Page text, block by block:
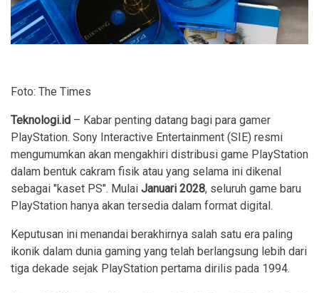
Foto: The Times
Teknologi.id – Kabar penting datang bagi para gamer
PlayStation. Sony Interactive Entertainment (SIE) resmi
mengumumkan akan mengakhiri distribusi game PlayStation
dalam bentuk cakram fisik atau yang selama ini dikenal
sebagai "kaset PS". Mulai Januari 2028, seluruh game baru
PlayStation hanya akan tersedia dalam format digital.
Keputusan ini menandai berakhirnya salah satu era paling
ikonik dalam dunia gaming yang telah berlangsung lebih dari
tiga dekade sejak PlayStation pertama dirilis pada 1994.